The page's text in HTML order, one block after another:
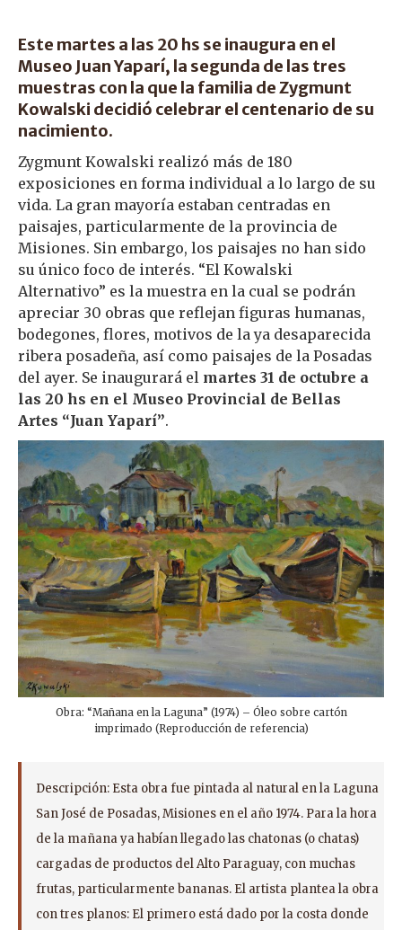
Este martes a las 20 hs se inaugura en el
Museo Juan Yaparí, la segunda de las tres
muestras con la que la familia de Zygmunt
Kowalski decidió celebrar el centenario de su
nacimiento.
Zygmunt Kowalski realizó más de 180
exposiciones en forma individual a lo largo de su
vida. La gran mayoría estaban centradas en
paisajes, particularmente de la provincia de
Misiones. Sin embargo, los paisajes no han sido
su único foco de interés. “El Kowalski
Alternativo” es la muestra en la cual se podrán
apreciar 30 obras que reflejan figuras humanas,
bodegones, flores, motivos de la ya desaparecida
ribera posadeña, así como paisajes de la Posadas
del ayer. Se inaugurará el martes 31 de octubre a
las 20 hs en el Museo Provincial de Bellas
Artes “Juan Yaparí”.
Obra: “Mañana en la Laguna” (1974) – Óleo sobre cartón
imprimado (Reproducción de referencia)
Descripción: Esta obra fue pintada al natural en la Laguna
San José de Posadas, Misiones en el año 1974. Para la hora
de la mañana ya habían llegado las chatonas (o chatas)
cargadas de productos del Alto Paraguay, con muchas
frutas, particularmente bananas. El artista plantea la obra
con tres planos: El primero está dado por la costa donde